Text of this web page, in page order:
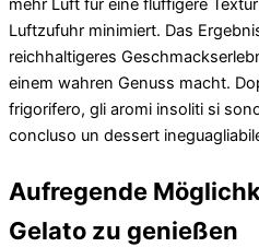
Luftzufuhr minimiert. Das
reichhaltigeres
einem wahren Genuss macht.
frigorifero, gli aromi insoliti si
concluso un dessert
Aufregende
Gelato zu genießen